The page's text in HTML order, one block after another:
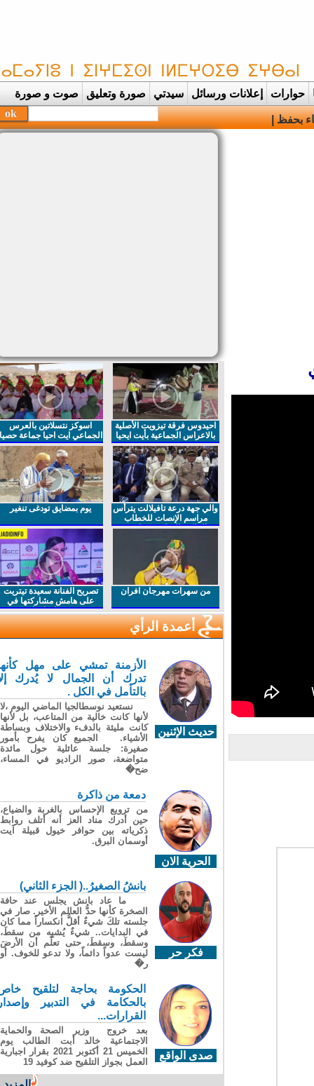
حوارات إعلانات ورسائل سيدتي صورة وتعليق صوت و صورة
القرآن الكريم
احيدوس فرقة تيزويت الأصلية
بالاعراس الجماعية بأيت ايحيا
اسوكز نتسلاتين بالعرس
الجماعي ايت احيا جماعة حصيا
والي جهة درعة تافيلالت يترأس
مراسم الإنصات للخطاب
الملكي السامي بمناسبة
يوم بمضايق تودغى تنغير
من سهرات مهرجان افران
تصريح الفنانة سعيدة تيتريت
على هامش مشاركتها في
مهرجان افران
أعمدة الرأي
حديث الإثنين
الأزمنة تمشي على مهل كأنها
تدرك أن الجمال لا يُدرك إلا
بالتأمل في الكل .
نستعيد نوسطالجيا الماضي اليوم ،لا
لأنها كانت خالية من المتاعب، بل لأنها
كانت مليئة بالدفء والاختلاف وبساطة
الأشياء. الجميع كان يفرح بأمور
صغيرة: جلسة عائلية حول مائدة
متواضعة، صور الراديو في المساء،
ضح�
الحرية الان
دمعة من ذاكرة
من ترويع الإحساس بالغربة والضياع،
حين أدرك مناد العز أنه أتلف روابط
ذكرياته بين حوافر خيول قبيلة آيت
أوسمان البرق.
فكر حر
بانشُ الصغيرُ..( الجزء الثاني)
ما عاد بانش يجلس عند حافة
الصخرة كأنها حدُّ العالم الأخير. صار في
جلسته تلكَ شيءٌ أقلُّ انكساراً مما كان
في البدايات.. شيءٌ يُشبِه من سقطَ،
وسقطَ، وسقطَ، حتى تعلّم أن الأرضَ
ليست عدواً دائماً، ولا تدعو للخوف. أو
ر�
صدى الواقع
الحكومة بحاجة لتلقيح خاص
بالحكامة في التدبير وإصدار
القرارات...
بعد خروج وزير الصحة والحماية
الاجتماعية خالد أبت الطالب يوم
الخميس 21 أكتوبر 2021 بقرار اجبارية
العمل بجواز التلقيح ضد كوفيد 19